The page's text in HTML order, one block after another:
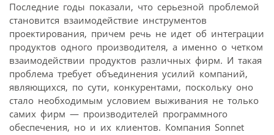
Последние годы показали, что серьезной проблемой
становится взаимодействие инструментов
проектирования, причем речь не идет об интеграции
продуктов одного производителя, а именно о четком
взаимодействии продуктов различных фирм. И такая
проблема требует объединения усилий компаний,
являющихся, по сути, конкурентами, поскольку оно
стало необходимым условием выживания не только
самих фирм — производителей программного
обеспечения, но и их клиентов. Компания Sonnet